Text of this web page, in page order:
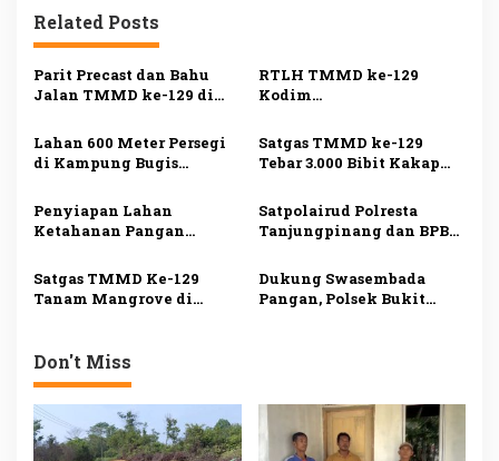
g
a
s
p
o
s
Related Posts
Parit Precast dan Bahu
Jalan TMMD ke-129 di
Persen
RTLH TMMD ke-129
Kodim
Rampung 100 Persen,
Warga Kini Miliki
Lahan 600 Meter Persegi
di Kampung Bugis
Diketahui
Satgas TMMD ke-129
Tebar 3.000 Bibit Kakap
Ketahanan Pangan
Penyiapan Lahan
Ketahanan Pangan
Capai 99 Persen
Satpolairud Polresta
Tanjungpinang dan BPBD
Korban Pompong Terbalik
Satgas TMMD Ke-129
Tanam Mangrove di
Ekosistem
Dukung Swasembada
Pangan, Polsek Bukit
Don't Miss